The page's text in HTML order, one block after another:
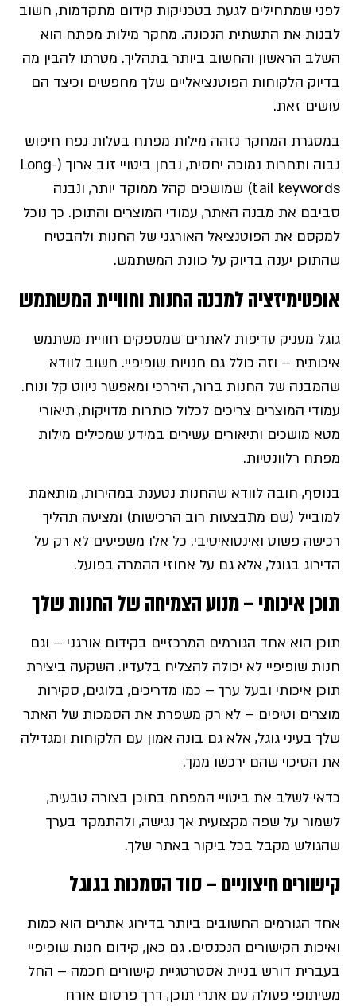
לפני שמתחילים לגעת בטכניקות קידום מתקדמות, חשוב
לבנות את התשתית הנכונה. מחקר מילות מפתח הוא
השלב הראשון והחשוב ביותר בתהליך. מטרתו להבין מה
בדיוק הלקוחות הפוטנציאליים שלך מחפשים וכיצד הם
עושים זאת.
במסגרת המחקר נזהה מילות מפתח בעלות נפח חיפוש
גבוה ותחרות נמוכה יחסית, נבחן ביטויי זנב ארוך (Long-
tail keywords) שמושכים קהל ממוקד יותר, ונבנה
סביבם את מבנה האתר, עמודי המוצרים והתוכן. כך נוכל
למקסם את הפוטנציאל האורגני של החנות ולהבטיח
שהתוכן יענה בדיוק על כוונת המשתמש.
אופטימיזציה למבנה החנות וחוויית המשתמש
גוגל מעניק עדיפות לאתרים שמספקים חוויית משתמש
איכותית – וזה כולל גם חנויות שופיפיי. חשוב לוודא
שהמבנה של החנות ברור, היררכי ומאפשר ניווט קל ונוח.
עמודי המוצרים צריכים לכלול כותרות מדויקות, תיאורי
מטא מושכים ותיאורים עשירים במידע שמכילים מילות
מפתח רלוונטיות.
בנוסף, חובה לוודא שהחנות נטענת במהירות, מותאמת
למובייל (שם מתבצעות רוב הרכישות) ומציעה תהליך
רכישה פשוט ואינטואיטיבי. כל אלו משפיעים לא רק על
הדירוג בגוגל, אלא גם על אחוזי ההמרה בפועל.
תוכן איכותי – מנוע הצמיחה של החנות שלך
תוכן הוא אחד הגורמים המרכזיים בקידום אורגני – וגם
חנות שופיפיי לא יכולה להצליח בלעדיו. השקעה ביצירת
תוכן איכותי ובעל ערך – כמו מדריכים, בלוגים, סקירות
מוצרים וטיפים – לא רק משפרת את הסמכות של האתר
שלך בעיני גוגל, אלא גם בונה אמון עם הלקוחות ומגדילה
את הסיכוי שהם ירכשו ממך.
כדאי לשלב את ביטויי המפתח בתוכן בצורה טבעית,
לשמור על שפה מקצועית אך נגישה, ולהתמקד בערך
שהגולש מקבל בכל ביקור באתר שלך.
קישורים חיצוניים – סוד הסמכות בגוגל
אחד הגורמים החשובים ביותר בדירוג אתרים הוא כמות
ואיכות הקישורים הנכנסים. גם כאן, קידום חנות שופיפיי
בעברית דורש בניית אסטרטגיית קישורים חכמה – החל
משיתופי פעולה עם אתרי תוכן, דרך פרסום אורח